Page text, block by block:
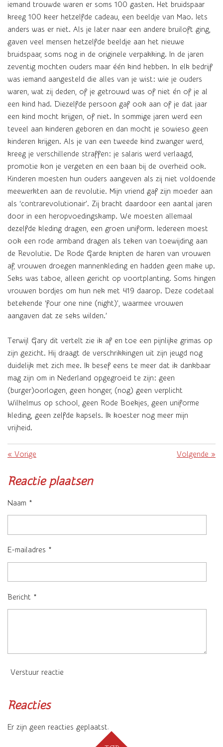
iemand trouwde waren er soms 100 gasten. Het bruidspaar
kreeg 100 keer hetzelfde cadeau, een beeldje van Mao. Iets
anders was er niet. Als je later naar een andere bruiloft ging,
gaven veel mensen hetzelfde beeldje aan het nieuwe
bruidspaar, soms nog in de originele verpakking. In de jaren
zeventig mochten ouders maar één kind hebben. In elk bedrijf
was iemand aangesteld die alles van je wist: wie je ouders
waren, wat zij deden, of je getrouwd was of niet én of je al
een kind had. Diezelfde persoon gaf ook aan of je dat jaar
een kind mocht krijgen, of niet. In sommige jaren werd een
teveel aan kinderen geboren en dan mocht je sowieso geen
kinderen krijgen. Als je van een tweede kind zwanger werd,
kreeg je verschillende straffen: je salaris werd verlaagd,
promotie kon je vergeten en een baan bij de overheid ook.
Kinderen moesten hun ouders aangeven als zij niet voldoende
meewerkten aan de revolutie. Mijn vriend gaf zijn moeder aan
als ‘contrarevolutionair’. Zij bracht daardoor een aantal jaren
door in een heropvoedingskamp. We moesten allemaal
dezelfde kleding dragen, een groen uniform. Iedereen moest
ook een rode armband dragen als teken van toewijding aan
de Revolutie. De Rode Garde knipten de haren van vrouwen
af, vrouwen droegen mannenkleding en hadden geen make up.
Seks was taboe, alleen gericht op voortplanting. Soms hingen
vrouwen bordjes om hun nek met 419 daarop. Deze codetaal
betekende ‘four one nine (night)’, waarmee vrouwen
aangaven dat ze seks wilden.’
Terwijl Gary dit vertelt zie ik af en toe een pijnlijke grimas op
zijn gezicht. Hij draagt de verschrikkingen uit zijn jeugd nog
duidelijk met zich mee. Ik besef eens te meer dat ik dankbaar
mag zijn om in Nederland opgegroeid te zijn: geen
(burger)oorlogen, geen honger, (nog) geen verplicht
Wilhelmus op school, geen Rode Boekjes, geen uniforme
kleding, geen zelfde kapsels. Ik koester nog meer mijn
vrijheid.
« Vorige Volgende »
Reactie plaatsen
Naam *
E-mailadres *
Bericht *
Verstuur reactie
Reacties
Er zijn geen reacties geplaatst.